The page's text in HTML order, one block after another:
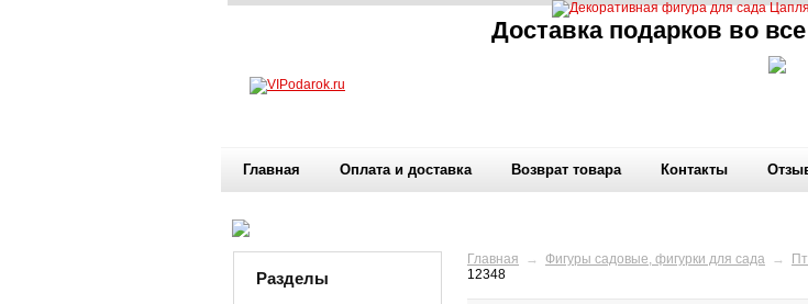
Доставка подарков во
Главная Оплата и доставка Возврат товара Контакты
Разделы
Главная → Фигуры садовые, фигурки для сада →
12348